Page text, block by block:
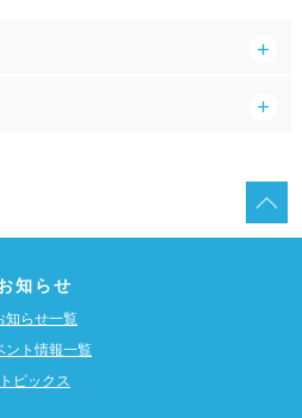
知らせ
知らせ一覧
ント情報一覧
トピックス